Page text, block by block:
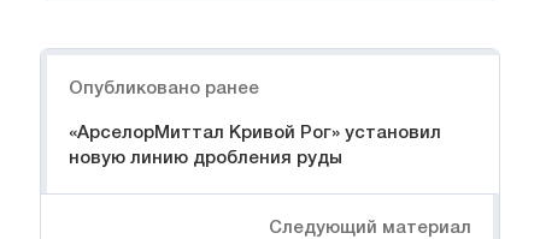
Опубликовано ранее
«АрселорМиттал Кривой Рог» установил
новую линию дробления руды
Следующий материал